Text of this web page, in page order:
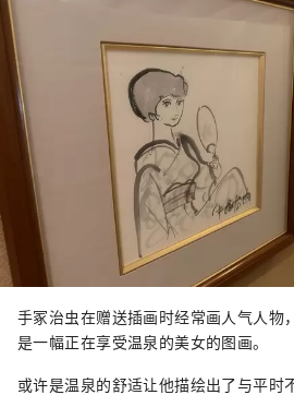
手冢治虫在赠送插画时经常画人气人物
是一幅正在享受温泉的美女的图画。
或许是温泉的舒适让他描绘出了与平时